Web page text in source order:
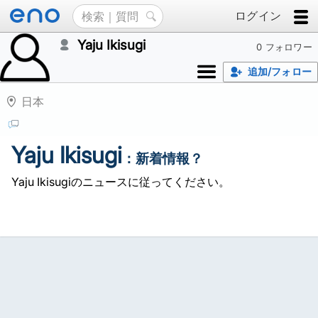
ログイン
0 フォロワー
Yaju Ikisugi
追加/フォロー
日本
Yaju Ikisugi ：新着情報？
Yaju Ikisugiのニュースに従ってください。